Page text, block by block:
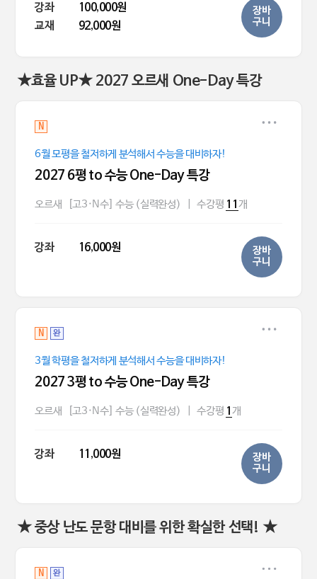
강좌
100,000원
교재
92,000원
장바
구니
★효율 UP★ 2027 오르새 One-Day 특강
N
6월 모평을 철저하게 분석해서 수능을 대비하자!
2027 6평 to 수능 One-Day 특강
오르새 [고3·N수] 수능 (실력완성) 수강평 11 개
강좌 16,000원
장바
구니
N 완
3월 학평을 철저하게 분석해서 수능을 대비하자!
2027 3평 to 수능 One-Day 특강
오르새 [고3·N수] 수능 (실력완성) 수강평 1 개
강좌 11,000원
장바
구니
★ 중상 난도 문항 대비를 위한 확실한 선택! ★
N 완